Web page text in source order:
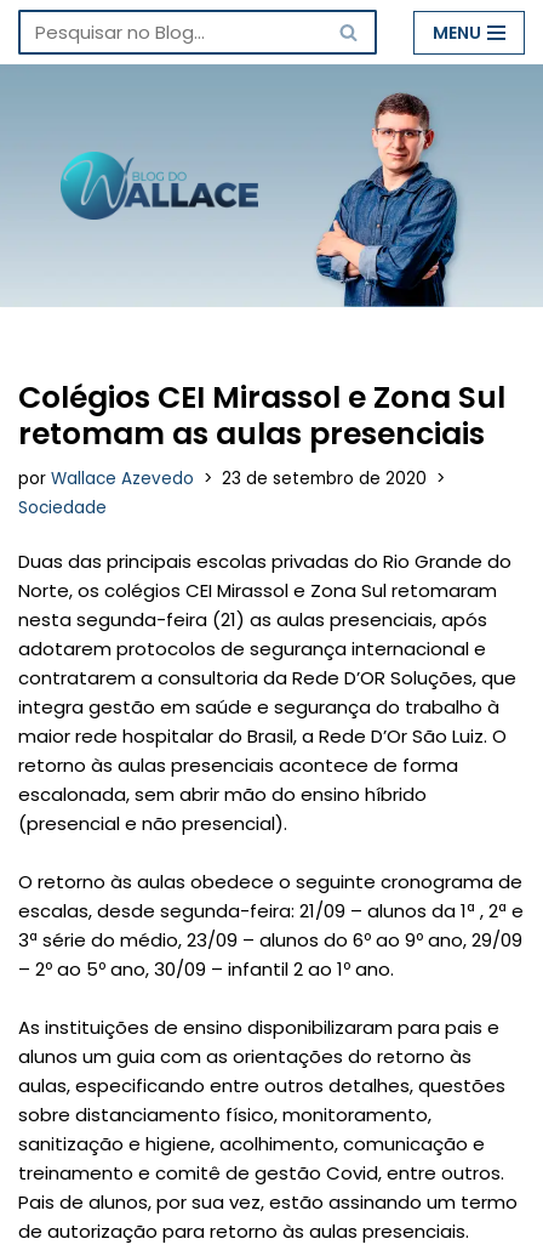
Pular
conteúdo
MENU
Colégios CEI Mirassol e Zona Sul
retomam as aulas presenciais
por Wallace Azevedo
23 de setembro de 2020
Sociedade
Duas das principais escolas privadas do Rio Grande do
Norte, os colégios CEI Mirassol e Zona Sul retomaram
nesta segunda-feira (21) as aulas presenciais, após
adotarem protocolos de segurança internacional e
contratarem a consultoria da Rede D’OR Soluções, que
integra gestão em saúde e segurança do trabalho à
maior rede hospitalar do Brasil, a Rede D’Or São Luiz. O
retorno às aulas presenciais acontece de forma
escalonada, sem abrir mão do ensino híbrido
(presencial e não presencial).
O retorno às aulas obedece o seguinte cronograma de
escalas, desde segunda-feira: 21/09 – alunos da 1ª , 2ª e
3ª série do médio, 23/09 – alunos do 6º ao 9º ano, 29/09
– 2º ao 5º ano, 30/09 – infantil 2 ao 1º ano.
As instituições de ensino disponibilizaram para pais e
alunos um guia com as orientações do retorno às
aulas, especificando entre outros detalhes, questões
sobre distanciamento físico, monitoramento,
sanitização e higiene, acolhimento, comunicação e
treinamento e comitê de gestão Covid, entre outros.
Pais de alunos, por sua vez, estão assinando um termo
de autorização para retorno às aulas presenciais.